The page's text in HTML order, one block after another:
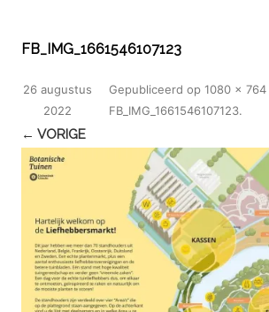
FB_IMG_1661546107123
Gepubliceerd
26 augustus
2022
op 1080 × 764
FB_IMG_1661546107123.
← VORIGE